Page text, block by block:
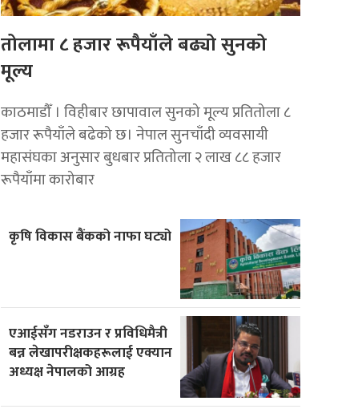
तोलामा ८ हजार रूपैयाँले बढ्यो सुनको
मूल्य
काठमाडौँ । विहीबार छापावाल सुनको मूल्य प्रतितोला ८
हजार रूपैयाँले बढेको छ। नेपाल सुनचाँदी व्यवसायी
महासंघका अनुसार बुधबार प्रतितोला २ लाख ८८ हजार
रूपैयाँमा कारोबार
कृषि विकास बैंकको नाफा घट्यो
एआईसँग नडराउन र प्रविधिमैत्री
बन्न लेखापरीक्षकहरूलाई एक्यान
अध्यक्ष नेपालको आग्रह